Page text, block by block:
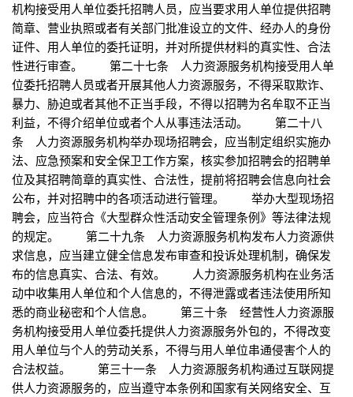
机构接受用人单位委托招聘人员，应当要求用人单位提供招聘
简章、营业执照或者有关部门批准设立的文件、经办人的身份
证件、用人单位的委托证明，并对所提供材料的真实性、合法
性进行审查。 第二十七条 人力资源服务机构接受用人单
位委托招聘人员或者开展其他人力资源服务，不得采取欺诈、
暴力、胁迫或者其他不正当手段，不得以招聘为名牟取不正当
利益，不得介绍单位或者个人从事违法活动。 第二十八
条 人力资源服务机构举办现场招聘会，应当制定组织实施办
法、应急预案和安全保卫工作方案，核实参加招聘会的招聘单
位及其招聘简章的真实性、合法性，提前将招聘会信息向社会
公布，并对招聘中的各项活动进行管理。 举办大型现场招
聘会，应当符合《大型群众性活动安全管理条例》等法律法规
的规定。 第二十九条 人力资源服务机构发布人力资源供
求信息，应当建立健全信息发布审查和投诉处理机制，确保发
布的信息真实、合法、有效。 人力资源服务机构在业务活
动中收集用人单位和个人信息的，不得泄露或者违法使用所知
悉的商业秘密和个人信息。 第三十条 经营性人力资源服
务机构接受用人单位委托提供人力资源服务外包的，不得改变
用人单位与个人的劳动关系，不得与用人单位串通侵害个人的
合法权益。 第三十一条 人力资源服务机构通过互联网提
供人力资源服务的，应当遵守本条例和国家有关网络安全、互